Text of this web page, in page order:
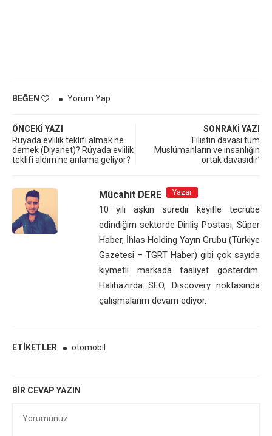
BEĞEN Yorum Yap
ÖNCEKI YAZI
Rüyada evlilik teklifi almak ne
demek (Diyanet)? Rüyada evlilik
teklifi aldım ne anlama geliyor?
SONRAKI YAZI
‘Filistin davası tüm
Müslümanların ve insanlığın
ortak davasıdır’
Mücahit DERE Yazar
10 yılı aşkın süredir keyifle tecrübe
edindiğim sektörde Diriliş Postası, Süper
Haber, İhlas Holding Yayın Grubu (Türkiye
Gazetesi – TGRT Haber) gibi çok sayıda
kıymetli markada faaliyet gösterdim.
Halihazırda SEO, Discovery noktasında
çalışmalarım devam ediyor.
ETIKETLER otomobil
BIR CEVAP YAZIN